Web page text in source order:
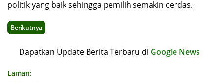
politik yang baik sehingga pemilih semakin cerdas.
Berikutnya
Dapatkan Update Berita Terbaru di Google News
Laman: